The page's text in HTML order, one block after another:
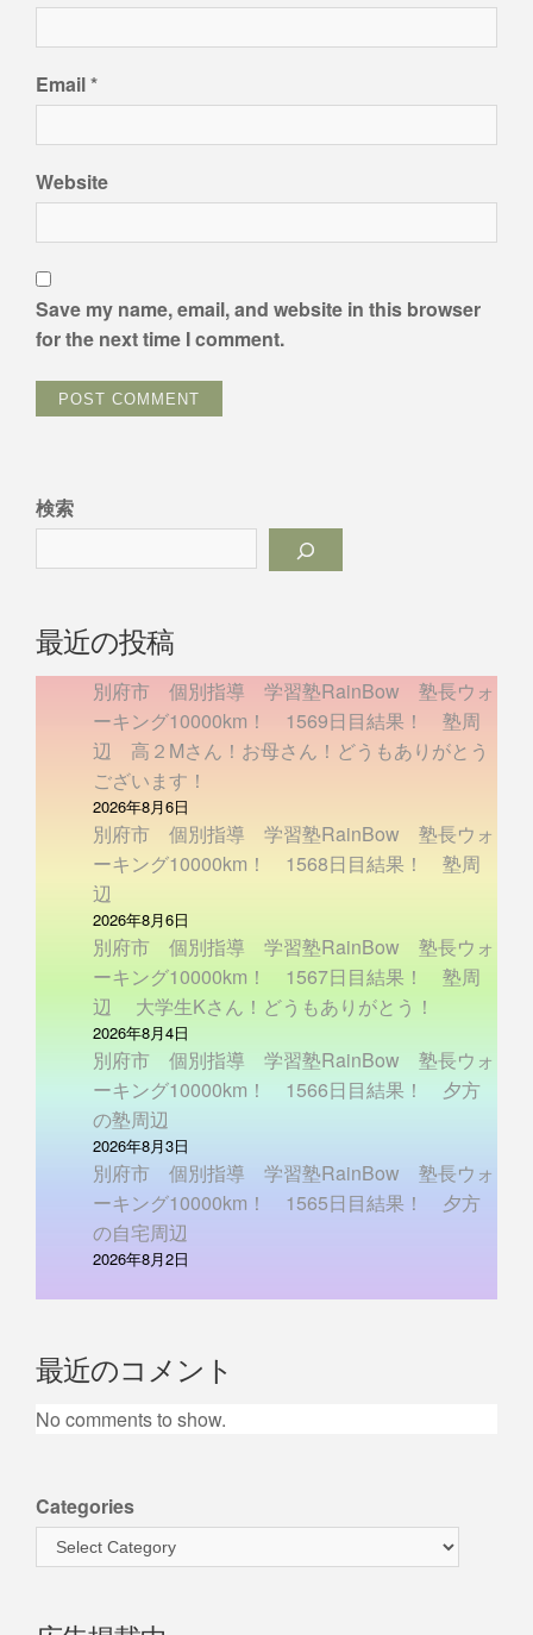
Email*
Website
Save my name, email, and website in this browser
for the next time I comment.
検索
最近の投稿
別府市 個別指導 学習塾RainBow 塾長ウォ
ーキング10000km！ 1569日目結果！ 塾周
辺 高２Mさん！お母さん！どうもありがとう
ございます！
2026年8月6日
別府市 個別指導 学習塾RainBow 塾長ウォ
ーキング10000km！ 1568日目結果！ 塾周
辺
2026年8月6日
別府市 個別指導 学習塾RainBow 塾長ウォ
ーキング10000km！ 1567日目結果！ 塾周
辺 大学生Kさん！どうもありがとう！
2026年8月4日
別府市 個別指導 学習塾RainBow 塾長ウォ
ーキング10000km！ 1566日目結果！ 夕方
の塾周辺
2026年8月3日
別府市 個別指導 学習塾RainBow 塾長ウォ
ーキング10000km！ 1565日目結果！ 夕方
の自宅周辺
2026年8月2日
最近のコメント
No comments to show.
Categories